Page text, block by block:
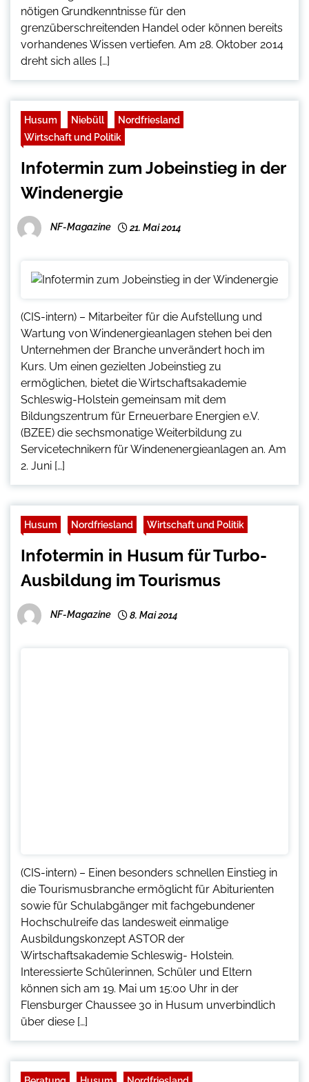
nötigen Grundkenntnisse für den
grenzüberschreitenden Handel oder können bereits
vorhandenes Wissen vertiefen. Am 28. Oktober 2014
dreht sich alles […]
Husum Niebüll
Nordfriesland
Wirtschaft und Politik
Infotermin zum Jobeinstieg in der
Windenergie
NF-Magazine 21. Mai 2014
(CIS-intern) – Mitarbeiter für die Aufstellung und
Wartung von Windenergieanlagen stehen bei den
Unternehmen der Branche unverändert hoch im
Kurs. Um einen gezielten Jobeinstieg zu
ermöglichen, bietet die Wirtschaftsakademie
Schleswig-Holstein gemeinsam mit dem
Bildungszentrum für Erneuerbare Energien e.V.
(BZEE) die sechsmonatige Weiterbildung zu
Servicetechnikern für Windenenergieanlagen an. Am
2. Juni […]
Husum Nordfriesland Wirtschaft und Politik
Infotermin in Husum für Turbo-
Ausbildung im Tourismus
NF-Magazine 8. Mai 2014
(CIS-intern) – Einen besonders schnellen Einstieg in
die Tourismusbranche ermöglicht für Abiturienten
sowie für Schulabgänger mit fachgebundener
Hochschulreife das landesweit einmalige
Ausbildungskonzept ASTOR der
Wirtschaftsakademie Schleswig- Holstein.
Interessierte Schülerinnen, Schüler und Eltern
können sich am 19. Mai um 15:00 Uhr in der
Flensburger Chaussee 30 in Husum unverbindlich
über diese […]